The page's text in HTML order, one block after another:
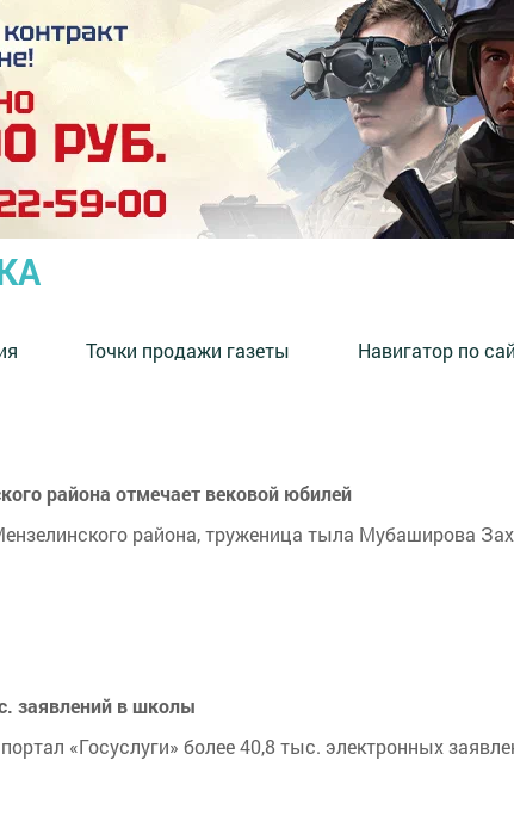
Точки продажи газеты Навигатор по
района отмечает вековой юбилей
района, труженица тыла Мубаширова
заявлений в школы
«Госуслуги» более 40,8 тыс. электронных